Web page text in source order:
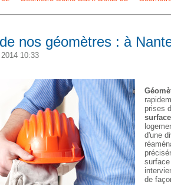
nos géomètres : à
10:33
prises
surface
d'une
de